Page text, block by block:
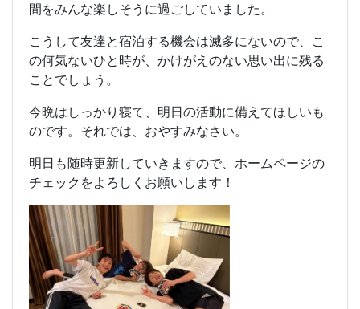
間をみんな楽しそうに過ごしていました。
こうして友達と宿泊する機会は滅多にないので、こ
の何気ないひと時が、かけがえのない思い出に残る
ことでしょう。
今晩はしっかり寝て、明日の活動に備えてほしいも
のです。それでは、おやすみなさい。
明日も随時更新していきますので、ホームページの
チェックをよろしくお願いします！